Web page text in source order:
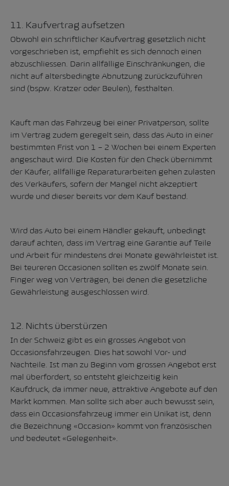
11. Kaufvertrag aufsetzen
Obwohl ein schriftlicher Kaufvertrag gesetzlich nicht
vorgeschrieben ist, empfiehlt es sich dennoch einen
abzuschliessen. Darin allfällige Einschränkungen, die
nicht auf altersbedingte Abnutzung zurückzuführen
sind (bspw. Kratzer oder Beulen), festhalten.
Kauft man das Fahrzeug bei einer Privatperson, sollte
im Vertrag zudem geregelt sein, dass das Auto in einer
bestimmten Frist von 1 – 2 Wochen bei einem Experten
angeschaut wird. Die Kosten für den Check übernimmt
der Käufer, allfällige Reparaturarbeiten gehen zulasten
des Verkäufers, sofern der Mangel nicht akzeptiert
wurde und dieser bereits vor dem Kauf bestand.
Wird das Auto bei einem Händler gekauft, unbedingt
darauf achten, dass im Vertrag eine Garantie auf Teile
und Arbeit für mindestens drei Monate gewährleistet ist.
Bei teureren Occasionen sollten es zwölf Monate sein.
Finger weg von Verträgen, bei denen die gesetzliche
Gewährleistung ausgeschlossen wird.
12. Nichts überstürzen
In der Schweiz gibt es ein grosses Angebot von
Occasionsfahrzeugen. Dies hat sowohl Vor- und
Nachteile. Ist man zu Beginn vom grossen Angebot erst
mal überfordert, so entsteht gleichzeitig kein
Kaufdruck, da immer neue, attraktive Angebote auf den
Markt kommen. Man sollte sich aber auch bewusst sein,
dass ein Occasionsfahrzeug immer ein Unikat ist, denn
die Bezeichnung «Occasion» kommt von französischen
und bedeutet «Gelegenheit».